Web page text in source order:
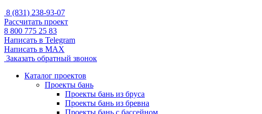
8 (831) 238-93-07
Рассчитать проект
8 800 775 25 83
Написать в Telegram
Написать в MAX
Заказать обратный звонок
Каталог проектов
Проекты бань
Проекты бань из бруса
Проекты бань из бревна
Проекты бань с бассейном